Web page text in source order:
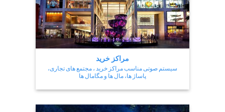
مراکز خرید
سیستم صوتی مناسب مراکز خرید ، مجتمع های تجاری،
پاساژ ها، مال ها و مگامال ها